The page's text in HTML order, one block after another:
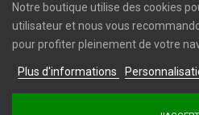
grossesse, même en faible quantité,
sur la santé de l’enfant. Vendre ou offrir
des boissons
© 2019 UVICA Vignerons Ardéchois -
Notre boutique utilise des cookies
utilisateur et nous vous
pour profiter pleinement de votre
Plus d'informations